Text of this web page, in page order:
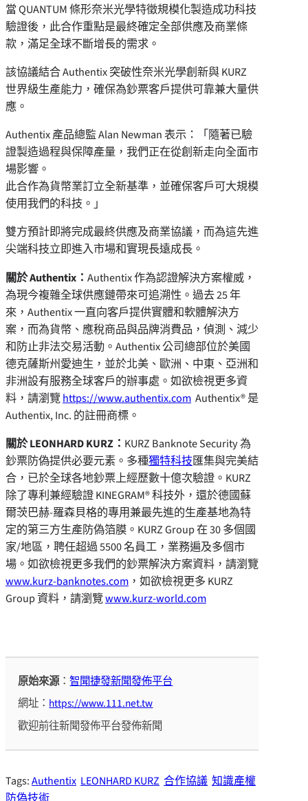
當 QUANTUM 條形奈米光學特徵規模化製造成功科技
驗證後，此合作重點是最終確定全部供應及商業條
款，滿足全球不斷增長的需求。
該協議結合 Authentix 突破性奈米光學創新與 KURZ
世界級生產能力，確保為鈔票客戶提供可靠兼大量供
應。
Authentix 產品總監Alan Newman表示：「隨著已驗
證製造過程與保障產量，我們正在從創新走向全面市
場影響。
此合作為貨幣業訂立全新基準，並確保客戶可大規模
使用我們的科技。」
雙方預計即將完成最終供應及商業協議，而為這先進
尖端科技立即進入市場和實現長遠成長。
關於 Authentix： Authentix 作為認證解決方案權威，
為現今複雜全球供應鏈帶來可追溯性。過去 25 年
來，Authentix 一直向客戶提供實體和軟體解決方
案，而為貨幣、應稅商品與品牌消費品，偵測、減少
和防止非法交易活動。Authentix 公司總部位於美國
德克薩斯州愛迪生，並於北美、歐洲、中東、亞洲和
非洲設有服務全球客戶的辦事處。如欲檢視更多資
料，請瀏覽https://www.authentix.com Authentix® 是
Authentix, Inc. 的註冊商標。
關於 LEONHARD KURZ： KURZ Banknote Security 為
鈔票防偽提供必要元素。多種獨特科技匯集與完美結
合，已於全球各地鈔票上經歷數十億次驗證。KURZ
除了專利兼經驗證 KINEGRAM® 科技外，還於德國蘇
爾茨巴赫-羅森貝格的專用兼最先進的生產基地為特
定的第三方生產防偽箔膜。KURZ Group 在 30 多個國
家/地區，聘任超過 5500 名員工，業務遍及多個市
場。如欲檢視更多我們的鈔票解決方案資料，請瀏覽
www.kurz-banknotes.com ，如欲檢視更多 KURZ
Group 資料，請瀏覽www.kurz-world.com
原始來源：智聞捷發新聞發佈平台
網址：https://www.111.net.tw
歡迎前往新聞發佈平台發佈新聞
Tags:Authentix LEONHARD KURZ 合作協議 知識產權